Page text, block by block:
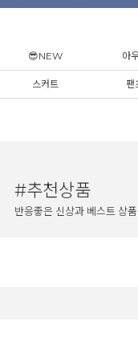
😎NEW 아
스커트 팬
#추천상품
반응좋은 신상과 베스트 상